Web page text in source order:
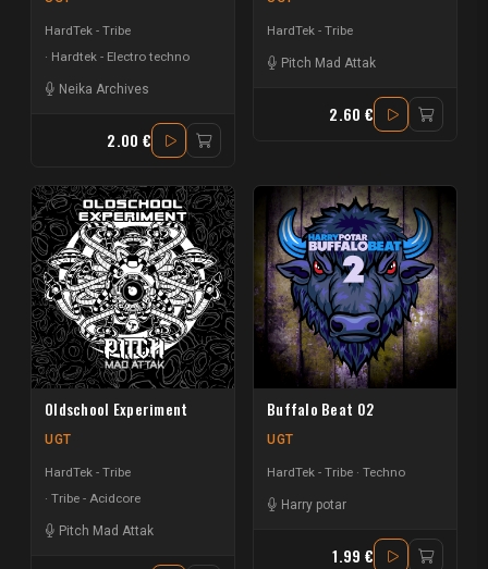
HardTek - Tribe
Hardtek - Electro techno
Neika Archives
2.00 €
HardTek - Tribe
Pitch Mad Attak
2.60 €
Oldschool Experiment
UGT
HardTek - Tribe
Tribe - Acidcore
Pitch Mad Attak
Buffalo Beat 02
UGT
HardTek - Tribe Techno
Harry potar
1.99 €